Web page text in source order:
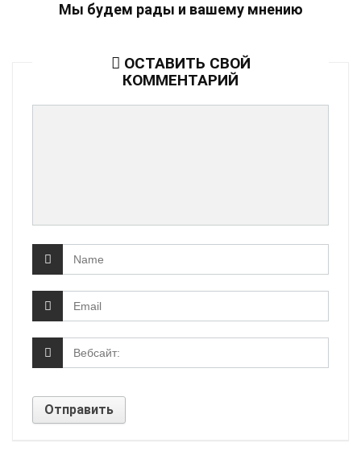
Мы будем рады и вашему мнению
ОСТАВИТЬ СВОЙ
КОММЕНТАРИЙ